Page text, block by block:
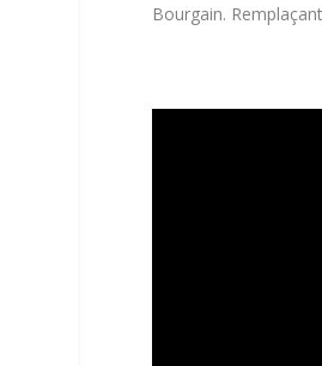
Bourgain.